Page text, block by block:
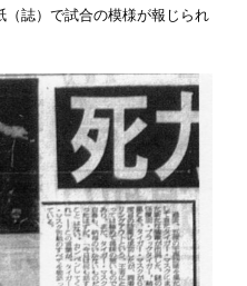
誌）で試合の模様が報じられ